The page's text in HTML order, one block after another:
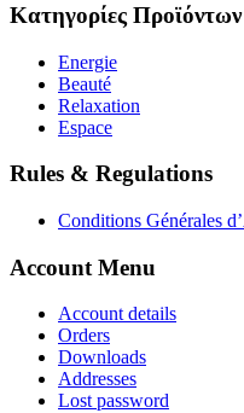
Κατηγορίες Προϊόντων
Energie
Beauté
Relaxation
Espace
Rules & Regulations
Conditions Générales
Account Menu
Account details
Orders
Downloads
Addresses
Lost password